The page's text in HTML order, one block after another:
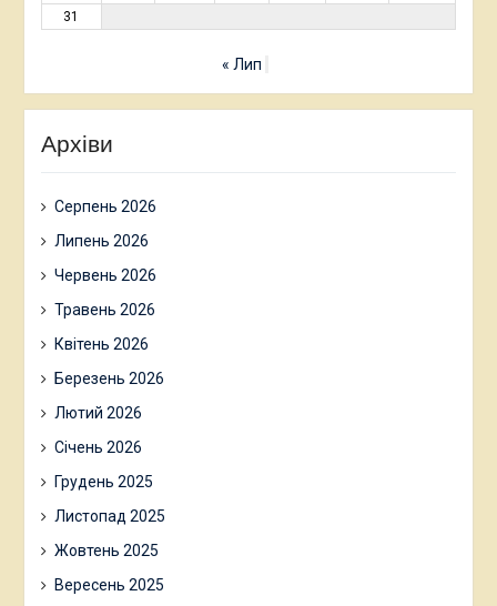
31
« Лип
Архіви
Серпень 2026
Липень 2026
Червень 2026
Травень 2026
Квітень 2026
Березень 2026
Лютий 2026
Січень 2026
Грудень 2025
Листопад 2025
Жовтень 2025
Вересень 2025